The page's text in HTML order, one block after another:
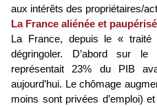
aux intérêts des propriétaires/
La France aliénée et
La France, depuis le «
dégringoler. D’abord sur
représentait 23% du PIB
aujourd’hui. Le chômage
moins sont privées d’emploi)